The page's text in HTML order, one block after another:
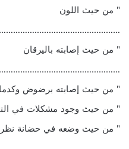
" من حيث اللون
" من حيث إصابته باليرقان
" من حيث إصابته برضوض
" من حيث وجود مشكلات
" من حيث وضعه في حضانة نظراً